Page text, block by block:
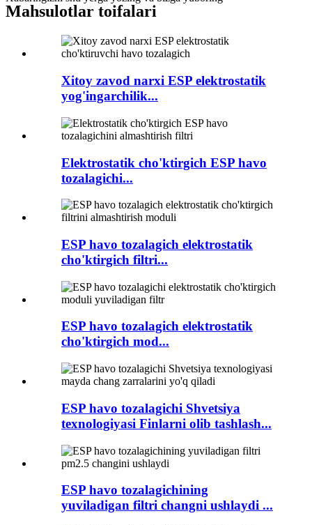
Mahsulotlar toifalari
Xitoy zavod narxi ESP elektrostatik
yog'ingarchilik...
Elektrostatik cho'ktirgich ESP havo
tozalagichi...
ESP havo tozalagich elektrostatik
cho'ktirgich filtri...
ESP havo tozalagich elektrostatik
cho'ktirgich mod...
ESP havo tozalagichi Shvetsiya
texnologiyasi Finlarni olib tashlash...
ESP havo tozalagichining
yuviladigan filtri changni ushlaydi ...